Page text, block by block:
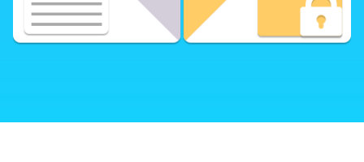
শক্তিশালী অনলাইন কন্ট্রোল প্যানেল